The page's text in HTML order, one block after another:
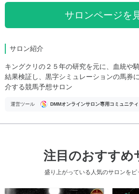
サロンページを
サロン紹介
キングクリの２５年の研究を元に、血統や
結果検証し、黒字シミュレーションの馬券
介する競馬予想サロン
運営ツール DMMオンラインサロン専用コミュニティ
注目のおすすめ
盛り上がっている人気のサロンをピ